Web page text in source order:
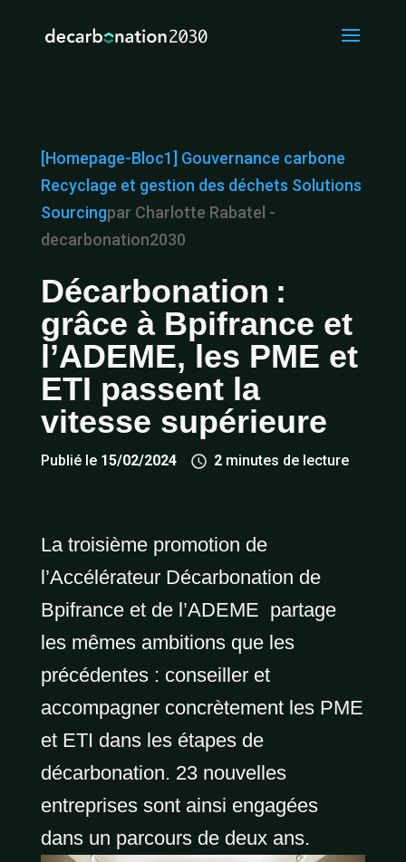
[Homepage-Bloc1] Gouvernance carbone
Recyclage et gestion des déchets Solutions
Sourcingpar Charlotte Rabatel -
decarbonation2030
Décarbonation :
grâce à Bpifrance et
l’ADEME, les PME et
ETI passent la
vitesse supérieure
Publié le 15/02/2024 2minutes de lecture
Latroisième promotion de
l’Accélérateur Décarbonation de
Bpifranceet de l’ADEME partage
les mêmes ambitions que les
précédentes : conseiller et
accompagner concrètement les PME
et ETI dans les étapes de
décarbonation. 23 nouvelles
entreprises sont ainsi engagées
dans un parcours de deux ans.